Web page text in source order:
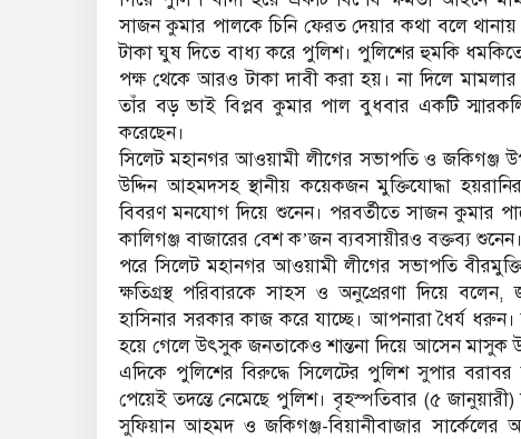
সাজন কুমার পালকে চিনি ফেরত দেয়ার কথা বলে
টাকা ঘুষ দিতে বাধ্য করে পুলিশ। পুলিশের হুমকি
পক্ষ থেকে আরও টাকা দাবী করা হয়। না দিলে
তাঁর বড় ভাই বিপ্লব কুমার পাল বুধবার একটি
করেছেন।
সিলেট মহানগর আওয়ামী লীগের সভাপতি ও জকিগঞ্জ
উদ্দিন আহমদসহ স্থানীয় কয়েকজন মুক্তিযোদ্ধা
বিবরণ মনযোগ দিয়ে শুনেন। পরবর্তীতে সাজন কুমার
কালিগঞ্জ বাজারের বেশ ক’জন ব‍্যবসায়ীরও বক্তব্য শুনেন।
পরে সিলেট মহানগর আওয়ামী লীগের সভাপতি
ক্ষতিগ্রস্থ পরিবারকে সাহস ও অনুপ্রেরণা দিয়ে বলেন,
হাসিনার সরকার কাজ করে যাচ্ছে। আপনারা ধৈর্য
হয়ে গেলে উৎসুক জনতাকেও শান্তনা দিয়ে আসেন মাসুক
এদিকে পুলিশের বিরুদ্ধে সিলেটের পুলিশ সুপার
পেয়েই তদন্তে নেমেছে পুলিশ। বৃহস্পতিবার (৫
সুফিয়ান আহমদ ও জকিগঞ্জ-বিয়ানীবাজার